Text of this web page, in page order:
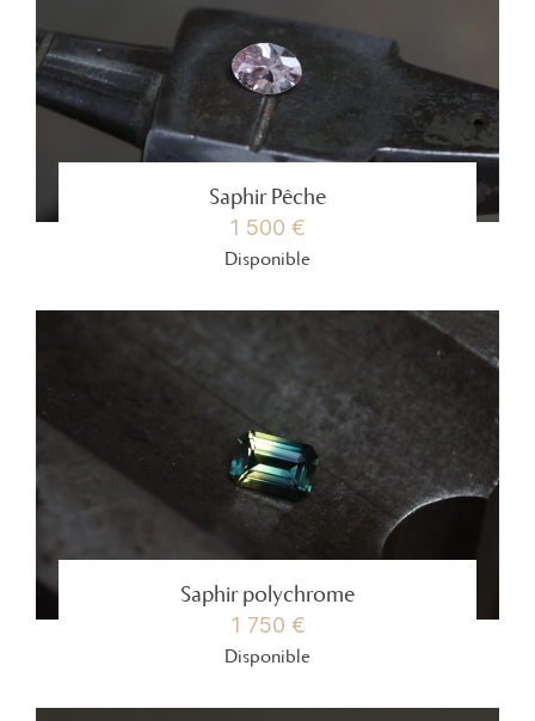
Saphir Pêche
1 500 €
Disponible
Saphir polychrome
1 750 €
Disponible